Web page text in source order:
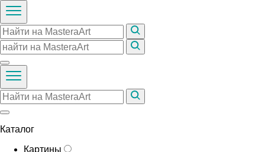
Каталог
Картины